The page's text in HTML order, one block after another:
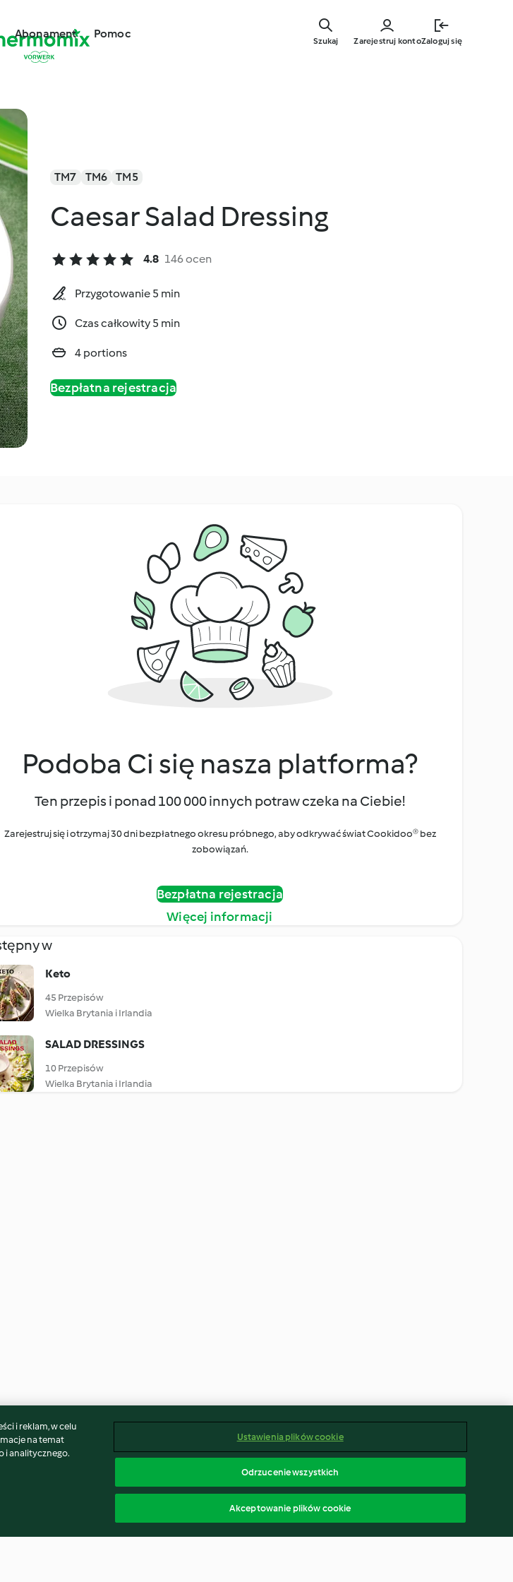
głównej
Abonament Pomoc
Zarejestruj kontoZaloguj się
Szukaj
TM7 TM6 TM5
Caesar Salad Dressing
4.8 146 ocen
Przygotowanie 5 min
Czas całkowity 5 min
4 portions
Bezpłatna rejestracja
Podoba Ci się nasza platforma?
Ten przepis i ponad 100 000 innych potraw czeka na Ciebie!
Zarejestruj się i otrzymaj 30 dni bezpłatnego okresu próbnego, aby odkrywać świat Cookidoo® bez
zobowiązań.
Bezpłatna rejestracja
Więcej informacji
w
Keto
45 Przepisów
Wielka Brytania i Irlandia
SALAD DRESSINGS
10 Przepisów
Wielka Brytania i Irlandia
i reklam, w celu
na temat
i analitycznego.
Ustawienia plików cookie
Odrzucenie wszystkich
Akceptowanie plików cookie